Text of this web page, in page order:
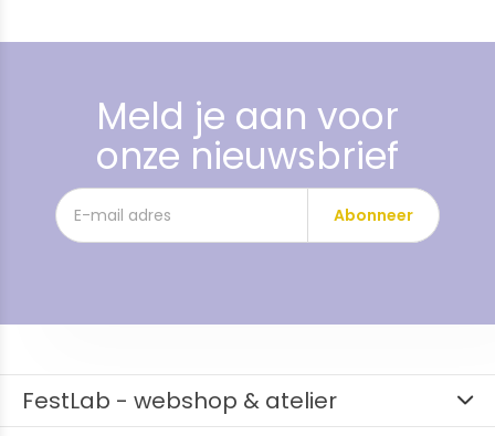
Meld je aan voor
onze nieuwsbrief
Abonneer
FestLab - webshop & atelier